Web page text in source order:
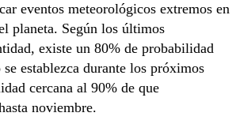
eventos meteorológicos extremos en
planeta. Según los últimos
existe un 80% de probabilidad
establezca durante los próximos
cercana al 90% de que
noviembre.